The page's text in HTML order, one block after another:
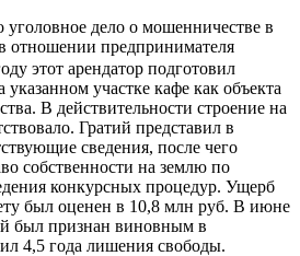
уголовное дело о мошенничестве в
отношении предпринимателя
этот арендатор подготовил
участке кафе как объекта
В действительности строение на
Гратий представил в
сведения, после чего
собственности на землю по
конкурсных процедур. Ущерб
был оценен в 10,8 млн руб. В июне
был признан виновным в
4,5 года лишения свободы.